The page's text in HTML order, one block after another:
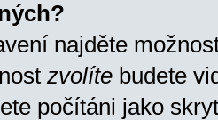
najděte
zvolíte budete
počítáni jako